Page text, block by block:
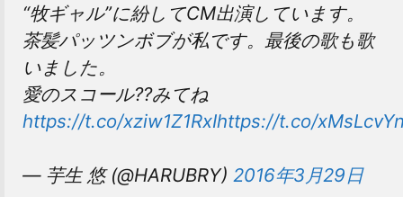
“牧ギャル”に紛してCM出演しています。
茶髪パッツンボブが私です。最後の歌も歌
いました。
愛のスコール??みてね
https://t.co/xziw1Z1RxIhttps://t.co/
— 芋生 悠 (@HARUBRY) 2016年3月29日